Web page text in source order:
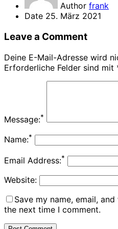
Author frank
Date 25. März 2021
Leave a Comment
Deine E-Mail-Adresse wird
Erforderliche Felder sind mit
Message:*
Name:*
Email Address:*
Website:
Save my name, email,
the next time I comment.